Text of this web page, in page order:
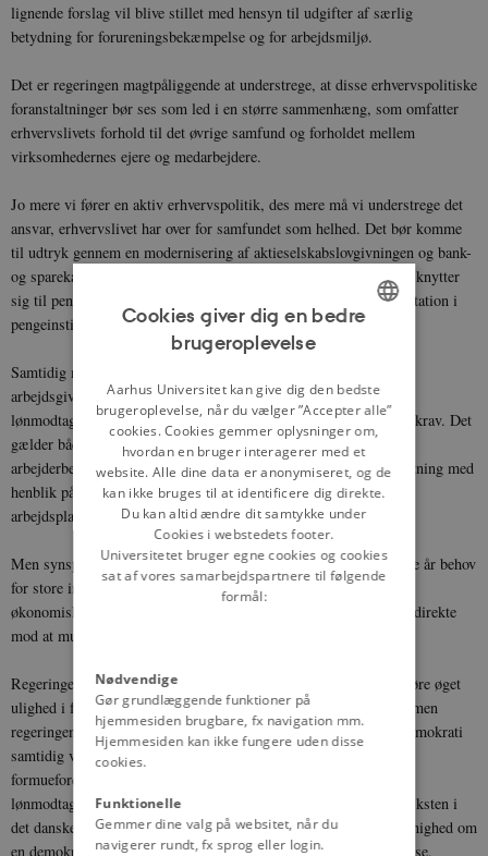
lignende forslag vil blive stillet med hensyn til udgifter af særlig
betydning for forureningsbekæmpelse og for arbejdsmiljø.
Det er regeringen magtpåliggende at understrege, at disse erhvervspolitiske
foranstaltninger bør ses som led i en større sammenhæng, som omfatter
erhvervslivets forhold til det øvrige samfund og forholdet mellem
virksomhedernes ejere og medarbejdere.
Jo mere vi fører en aktiv erhvervspolitik, des mere må vi understrege det
ansvar, erhvervslivet har over for samfundet som helhed. Det bør komme
til udtryk gennem en modernisering af aktieselskabslovgivningen og bank-
og sparekasselovgivningen. De samfundsmæssige interesser, der knytter
sig til pengeinstitutternes virksomhed, gør en samfundsrepræsentation i
pengeinstitutterne rimelig.
Samtidig må vi lægge vægt på, at samarbejdsforholdene mellem
arbejdsgivere og
lønmodtagere tilpasses det moderne dynamiske samfund og dets krav. Det
gælder både på det arbejdsretlige område og med hensyn til
arbejderbeskyttelsen, hvor der er behov for en ny, bredere målsætning med
henblik på at skabe øget sikkerhed, sundhed og trivsel på
arbejdspladserne.
Men synspunktet rækker endnu videre. Der bliver i de kommende år behov
for store investeringer i dansk erhvervsliv, og den politik på det
økonomiske og erhvervsmæssige område, vi agter at føre, sigter direkte
mod at muliggøre og fremme disse investeringer.
Regeringen lægger vægt på, at en øget investering ikke må medføre øget
ulighed i formuefordelingen. Opsparing og investering må øges, men
regeringen anser det for afgørende, at planerne om økonomisk demokrati
samtidig virkeliggøres. Der må skabes basis for en mere ligelig
formuefordeling og øget medindflydelse og medbestemmelse for
lønmodtagerne. Også lønmodtagerne må have andel i kapitaltilvæksten i
det danske samfund. Regeringen har konstateret, at der er bred enighed om
en demokratisering af ejendomsretten og om øget medbestemmelse,
DANISH
Cookies giver dig en bedre
brugeroplevelse
Aarhus Universitet kan give dig den bedste
brugeroplevelse, når du vælger ”Accepter alle”
cookies. Cookies gemmer oplysninger om,
hvordan en bruger interagerer med et
website. Alle dine data er anonymiseret, og de
kan ikke bruges til at identificere dig direkte.
Du kan altid ændre dit samtykke under
Cookies i webstedets footer.
Universitetet bruger egne cookies og cookies
sat af vores samarbejdspartnere til følgende
formål:
Nødvendige
Gør grundlæggende funktioner på
hjemmesiden brugbare, fx navigation mm.
Hjemmesiden kan ikke fungere uden disse
cookies.
Funktionelle
Gemmer dine valg på websitet, når du
navigerer rundt, fx sprog eller login.